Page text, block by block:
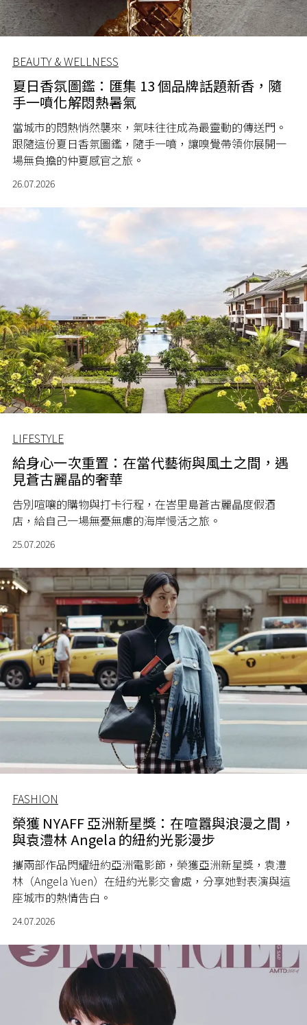
BEAUTY & WELLNESS
夏日香氛圖鑑：匯集 13 個品牌話題新香，隨
手一噴化解悶熱暑氣
當城市的悶熱悄然襲來，氣味往往成為最靈動的傳送門。
跟隨這份夏日香氛圖鑑，隨手一噴，讓嗅覺帶領你展開一
場無負擔的仲夏感官之旅。
26.07.2026
LIFESTYLE
給身心一次重置：在當代藝術與風土之間，遇
見蒼古麗晶的奢華
告別喧嚷的購物與打卡行程，在峇里島蒼古麗晶度假酒
店，給自己一場無憂無慮的海岸慢活之旅。
25.07.2026
FASHION
榮獲 NYAFF 亞洲新星獎：在喧囂與浪漫之間，
與袁澧林 Angela 的紐約光影漫步
攜兩部作品閃耀紐約亞洲電影節，榮獲亞洲新星獎，袁澧
林（Angela Yuen）在紐約光影交會處，分享她對表演與這
座城市的熱情告白。
24.07.2026